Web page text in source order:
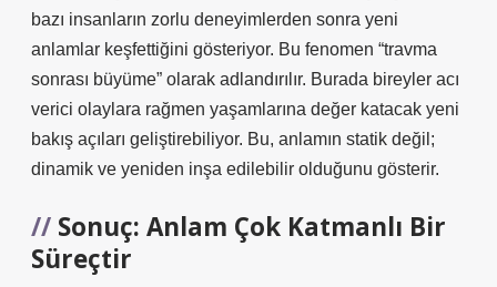
bazı insanların zorlu deneyimlerden sonra yeni
anlamlar keşfettiğini gösteriyor. Bu fenomen “travma
sonrası büyüme” olarak adlandırılır. Burada bireyler acı
verici olaylara rağmen yaşamlarına değer katacak yeni
bakış açıları geliştirebiliyor. Bu, anlamın statik değil;
dinamik ve yeniden inşa edilebilir olduğunu gösterir.
Sonuç: Anlam Çok Katmanlı Bir
Süreçtir